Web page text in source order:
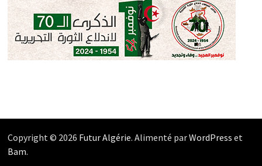
Copyright © 2026 Futur Algérie. Alimenté parWordPress et
Bam.